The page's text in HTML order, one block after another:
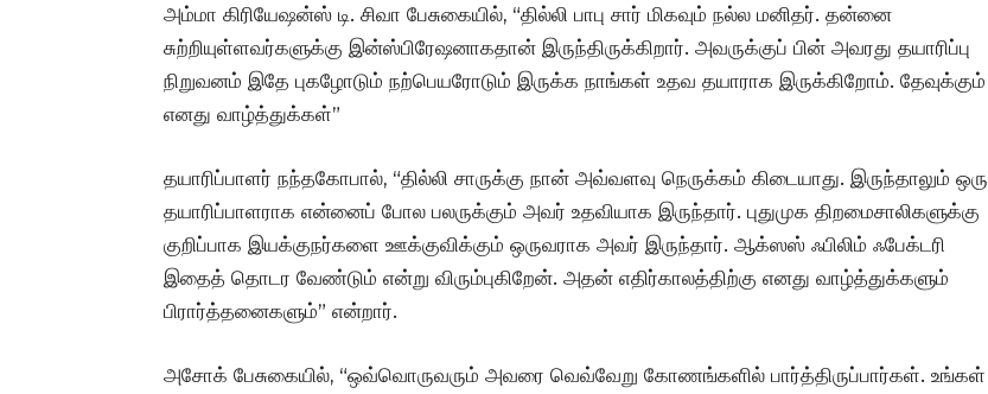
அம்மா கிரியேஷன்ஸ் டி. சிவா பேசுகையில், “தில்லி பாபு சார் மிகவும் நல்ல மனிதர். தன்னை
சுற்றியுள்ளவர்களுக்கு இன்ஸ்பிரேஷனாகதான் இருந்திருக்கிறார். அவருக்குப் பின் அவரது தயாரிப்பு
நிறுவனம் இதே புகழோடும் நற்பெயரோடும் இருக்க நாங்கள் உதவ தயாராக இருக்கிறோம். தேவுக்கும்
எனது வாழ்த்துக்கள்”
தயாரிப்பாளர் நந்தகோபால், “தில்லி சாருக்கு நான் அவ்வளவு நெருக்கம் கிடையாது. இருந்தாலும் ஒரு
தயாரிப்பாளராக என்னைப் போல பலருக்கும் அவர் உதவியாக இருந்தார். புதுமுக திறமைசாலிகளுக்கு
குறிப்பாக இயக்குநர்களை ஊக்குவிக்கும் ஒருவராக அவர் இருந்தார். ஆக்ஸஸ் ஃபிலிம் ஃபேக்டரி
இதைத் தொடர வேண்டும் என்று விரும்புகிறேன். அதன் எதிர்காலத்திற்கு எனது வாழ்த்துக்களும்
பிரார்த்தனைகளும்” என்றார்.
அசோக் பேசுகையில், “ஒவ்வொருவரும் அவரை வெவ்வேறு கோணங்களில் பார்த்திருப்பார்கள். உங்கள்